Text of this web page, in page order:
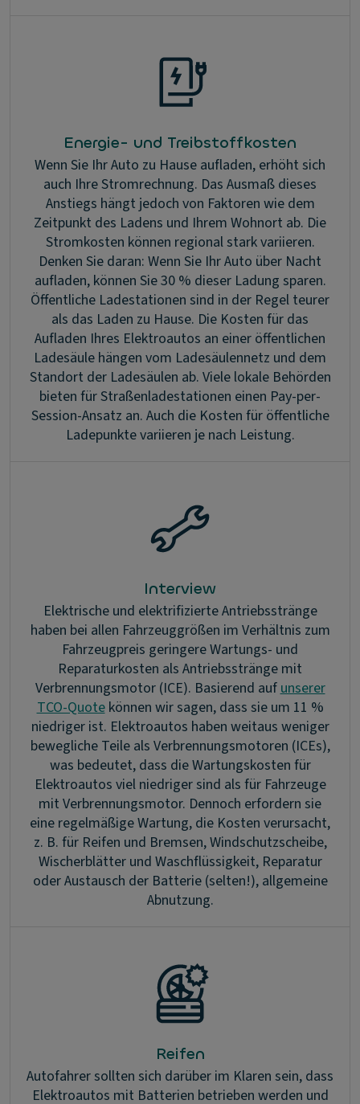
Energie- und Treibstoffkosten
Wenn Sie Ihr Auto zu Hause aufladen, erhöht sich
auch Ihre Stromrechnung. Das Ausmaß dieses
Anstiegs hängt jedoch von Faktoren wie dem
Zeitpunkt des Ladens und Ihrem Wohnort ab. Die
Stromkosten können regional stark variieren.
Denken Sie daran: Wenn Sie Ihr Auto über Nacht
aufladen, können Sie 30 % dieser Ladung sparen.
Öffentliche Ladestationen sind in der Regel teurer
als das Laden zu Hause. Die Kosten für das
Aufladen Ihres Elektroautos an einer öffentlichen
Ladesäule hängen vom Ladesäulennetz und dem
Standort der Ladesäulen ab. Viele lokale Behörden
bieten für Straßenladestationen einen Pay-per-
Session-Ansatz an. Auch die Kosten für öffentliche
Ladepunkte variieren je nach Leistung.
Interview
Elektrische und elektrifizierte Antriebsstränge
haben bei allen Fahrzeuggrößen im Verhältnis zum
Fahrzeugpreis geringere Wartungs- und
Reparaturkosten als Antriebsstränge mit
Verbrennungsmotor (ICE). Basierend aufunserer
TCO-Quotekönnen wir sagen, dass sie um 11 %
niedriger ist. Elektroautos haben weitaus weniger
bewegliche Teile als Verbrennungsmotoren (ICEs),
was bedeutet, dass die Wartungskosten für
Elektroautos viel niedriger sind als für Fahrzeuge
mit Verbrennungsmotor. Dennoch erfordern sie
eine regelmäßige Wartung, die Kosten verursacht,
z. B. für Reifen und Bremsen, Windschutzscheibe,
Wischerblätter und Waschflüssigkeit, Reparatur
oder Austausch der Batterie (selten!), allgemeine
Abnutzung.
Reifen
Autofahrer sollten sich darüber im Klaren sein, dass
Elektroautos mit Batterien betrieben werden und